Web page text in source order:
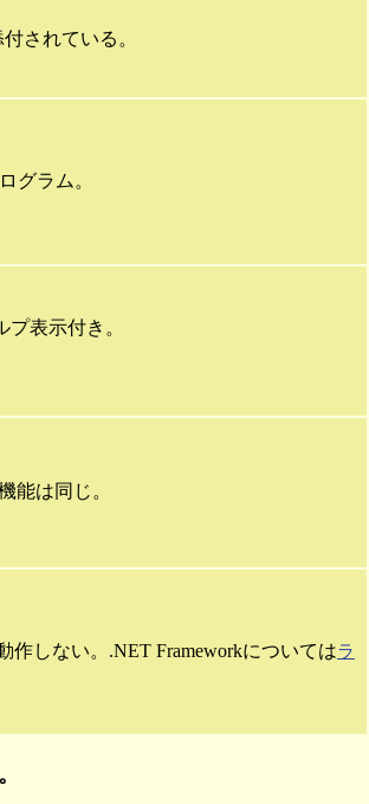
されている。
グラム。
表示付き。
能は同じ。
作しない。.NET Frameworkについてはラ